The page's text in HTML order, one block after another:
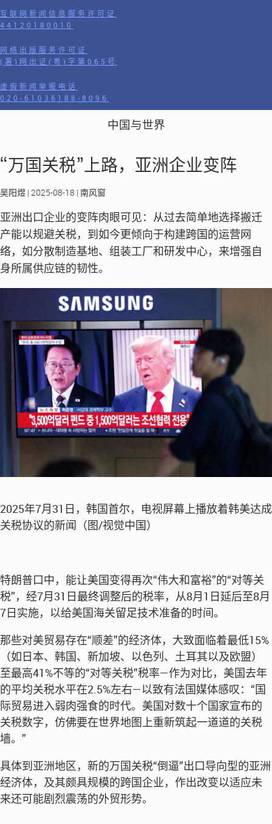
互联网新闻信息服务许可证
44120180010
网络出版服务许可证
(署)网出证(粤)字第065号
虚假新闻举报电话
020-61036188-8096
中国与世界
“万国关税”上路，亚洲企业变阵
吴阳煜 | 2025-08-18 | 南风窗
亚洲出口企业的变阵肉眼可见：从过去简单地选择搬迁
产能以规避关税，到如今更倾向于构建跨国的运营网
络，如分散制造基地、组装工厂和研发中心，来增强自
身所属供应链的韧性。
2025年7月31日，韩国首尔，电视屏幕上播放着韩美达成
关税协议的新闻（图/视觉中国）
特朗普口中，能让美国变得再次“伟大和富裕”的“对等关
税”，经7月31日最终调整后的税率，从8月1日延后至8月
7日实施，以给美国海关留足技术准备的时间。
那些对美贸易存在“顺差”的经济体，大致面临着最低15%
（如日本、韩国、新加坡、以色列、土耳其以及欧盟）
至最高41%不等的“对等关税”税率—作为对比，美国去年
的平均关税水平在2.5%左右—以致有法国媒体感叹：“国
际贸易进入弱肉强食的时代。美国对数十个国家宣布的
关税数字，仿佛要在世界地图上重新筑起一道道的关税
墙。”
具体到亚洲地区，新的万国关税“倒逼”出口导向型的亚洲
经济体，及其颇具规模的跨国企业，作出改变以适应未
来还可能剧烈震荡的外贸形势。